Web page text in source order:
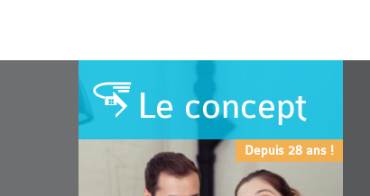
Le concept
Depuis 28 ans !